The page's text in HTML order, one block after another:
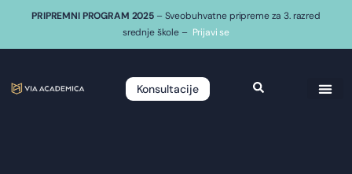
PRIPREMNI PROGRAM 2025 – Sveobuhvatne pripreme za 3. razred
srednje škole – Prijavi se
Konsultacije